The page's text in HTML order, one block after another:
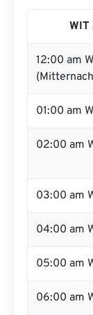
12:00 am
01:00 am
02:00 am
03:00 am
04:00 am
05:00 am
06:00 am